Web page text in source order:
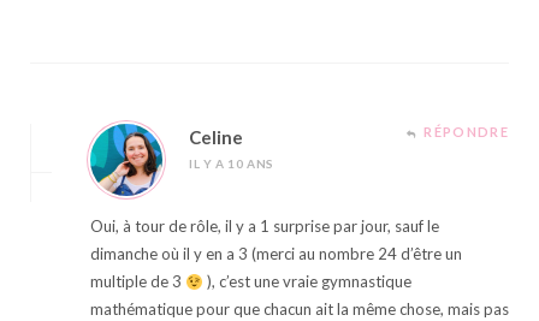
Celine
IL Y A 10 ANS
RÉPONDRE
Oui, à tour de rôle, il y a 1 surprise par jour, sauf le
dimanche où il y en a 3 (merci au nombre 24 d’être un
multiple de 3
), c’est une vraie gymnastique
mathématique pour que chacun ait la même chose, mais pas